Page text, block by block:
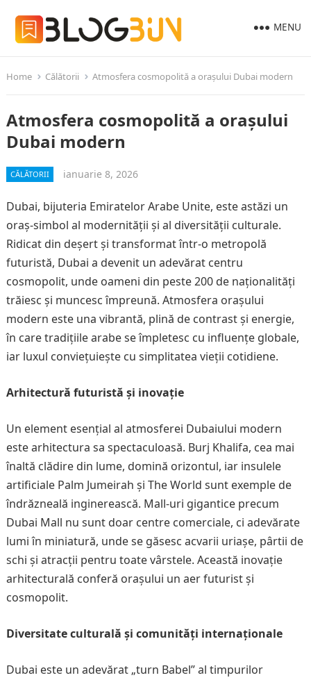
MENU
Home Călătorii Atmosfera cosmopolită a orașului Dubai modern
Atmosfera cosmopolită a orașului
Dubai modern
CĂLĂTORII ianuarie 8, 2026
Dubai, bijuteria Emiratelor Arabe Unite, este astăzi un
oraș-simbol al modernității și al diversității culturale.
Ridicat din deșert și transformat într-o metropolă
futuristă, Dubai a devenit un adevărat centru
cosmopolit, unde oameni din peste 200 de naționalități
trăiesc și muncesc împreună. Atmosfera orașului
modern este una vibrantă, plină de contrast și energie,
în care tradițiile arabe se împletesc cu influențe globale,
iar luxul conviețuiește cu simplitatea vieții cotidiene.
Arhitectură futuristă și inovație
Un element esențial al atmosferei Dubaiului modern
este arhitectura sa spectaculoasă. Burj Khalifa, cea mai
înaltă clădire din lume, domină orizontul, iar insulele
artificiale Palm Jumeirah și The World sunt exemple de
îndrăzneală inginerească. Mall-uri gigantice precum
Dubai Mall nu sunt doar centre comerciale, ci adevărate
lumi în miniatură, unde se găsesc acvarii uriașe, pârtii de
schi și atracții pentru toate vârstele. Această inovație
arhitecturală conferă orașului un aer futurist și
cosmopolit.
Diversitate culturală și comunități internaționale
Dubai este un adevărat „turn Babel” al timpurilor